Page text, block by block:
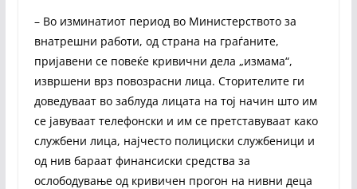
– Во изминатиот период во Министерството за
внатрешни работи, од страна на граѓаните,
пријавени се повеќе кривични дела „измама“,
извршени врз повозрасни лица. Сторителите ги
доведуваат во заблуда лицата на тој начин што им
се јавуваат телефонски и им се претставуваат како
службени лица, најчесто полициски службеници и
од нив бараат финансиски средства за
ослободување од кривичен прогон на нивни деца